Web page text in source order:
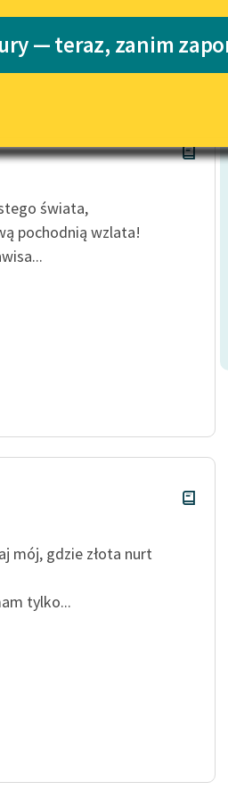
szkolne i klasyka
do słuchania dla
kolekcja lektur szkolnych i
do słuchania dla
niepełnosprawnościami
inspiracje.
Popularyzacja skandynawskiej
feministycznej
— teraz, zanim
świata,
pochodnią wzlata!
mój, gdzie złota nurt
tylko...